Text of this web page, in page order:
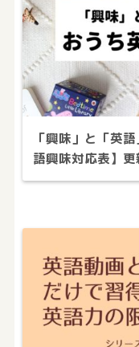
「興味」と「英
語興味対応表】更